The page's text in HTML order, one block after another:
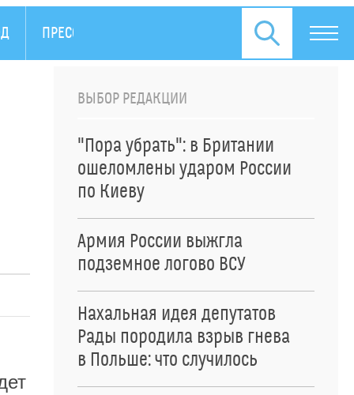
ПРЕСС-РЕЛИЗЫ
ВЫБОР РЕДАКЦИИ
"Пора убрать": в Британии
ошеломлены ударом России
по Киеву
Армия России выжгла
подземное логово ВСУ
Нахальная идея депутатов
Рады породила взрыв гнева
в Польше: что случилось